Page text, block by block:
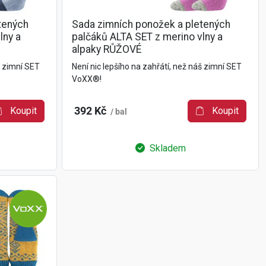
a
zimní SET
Koupit
Sada zimních ponožek a pletených
palčáků ALTA SET z merino vlny a
alpaky RŮŽOVÉ
Není nic lepšího na zahřátí, než náš zimní SET
VoXX®!
392 Kč / bal Koupit
Skladem